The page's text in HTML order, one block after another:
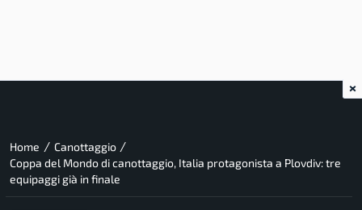
Home / Canottaggio /
Coppa del Mondo di canottaggio, Italia protagonista a Plovdiv: tre
equipaggi già in finale
×